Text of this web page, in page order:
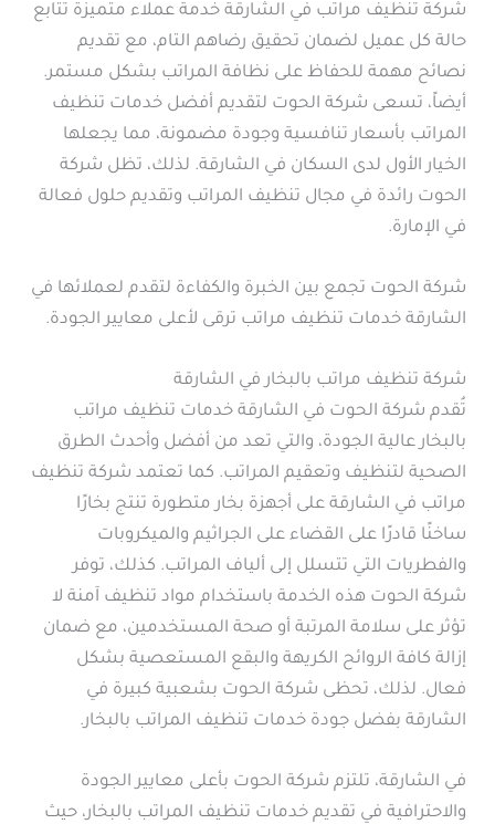
شركة تنظيف مراتب في الشارقة خدمة عملاء متميزة تتابع
حالة كل عميل لضمان تحقيق رضاهم التام، مع تقديم
نصائح مهمة للحفاظ على نظافة المراتب بشكل مستمر.
أيضاً، تسعى شركة الحوت لتقديم أفضل خدمات تنظيف
المراتب بأسعار تنافسية وجودة مضمونة، مما يجعلها
الخيار الأول لدى السكان في الشارقة. لذلك، تظل شركة
الحوت رائدة في مجال تنظيف المراتب وتقديم حلول فعالة
في الإمارة.
شركة الحوت تجمع بين الخبرة والكفاءة لتقدم لعملائها في
الشارقة خدمات تنظيف مراتب ترقى لأعلى معايير الجودة.
شركة تنظيف مراتب بالبخار في الشارقة
تُقدم شركة الحوت في الشارقة خدمات تنظيف مراتب
بالبخار عالية الجودة، والتي تعد من أفضل وأحدث الطرق
الصحية لتنظيف وتعقيم المراتب. كما تعتمد شركة تنظيف
مراتب في الشارقة على أجهزة بخار متطورة تنتج بخارًا
ساخنًا قادرًا على القضاء على الجراثيم والميكروبات
والفطريات التي تتسلل إلى ألياف المراتب. كذلك، توفر
شركة الحوت هذه الخدمة باستخدام مواد تنظيف آمنة لا
تؤثر على سلامة المرتبة أو صحة المستخدمين، مع ضمان
إزالة كافة الروائح الكريهة والبقع المستعصية بشكل
فعال. لذلك، تحظى شركة الحوت بشعبية كبيرة في
الشارقة بفضل جودة خدمات تنظيف المراتب بالبخار.
في الشارقة، تلتزم شركة الحوت بأعلى معايير الجودة
والاحترافية في تقديم خدمات تنظيف المراتب بالبخار، حيث